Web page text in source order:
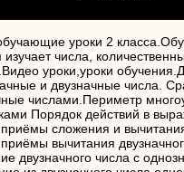
уроки 2
изучает числа,
уроки,уроки
и двузначные числа.
числами.Периметр
Порядок действий в
сложения и
вычитания
двузначного числа с